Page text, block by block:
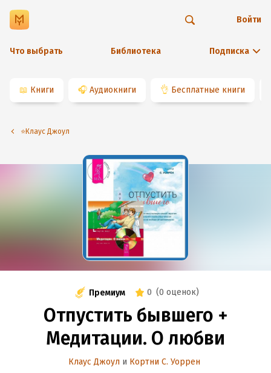
Что выбрать Библиотека Подписка
Войти
📖 Книги 🎧 Аудиокниги 👌 Бесплатные книги
⭐️Клаус Джоул
Премиум 0 (0 оценок)
Отпустить бывшего +
Медитации. О любви
Клаус Джоул и Кортни С. Уоррен